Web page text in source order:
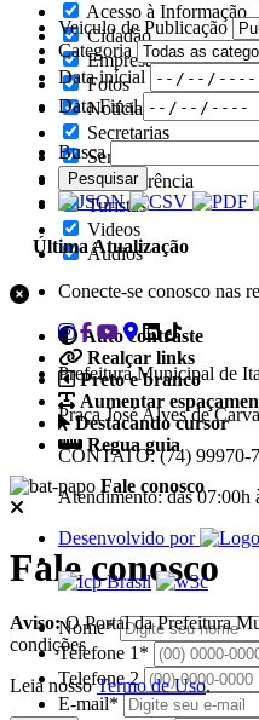
Acesso à Informação
Cidadão
Empresas
Fotos
Notícias
Secretarias
Servidor
Transparência
Turistas
Videos
Áudios
Auto contraste
Realçar links
Preto e branco
Aumentar
Destacando cursor
Regua guia
Fale conosco
Fale conosco
Nome*
Telefone 1*
Telefone 2
E-mail*
Veiculo de Publicação
Categoria
Data inícial
Data Final
Busca
Pesquisar
Última Atualização
Conecte-se conosco nas
Prefeitura Municipal de
Praça José Alves de
CONTATO: (74) 99970-
Atendimento: das 07:00h
Desenvolvido por
Aviso:O Portal da Prefeitura
condições
Leia nossoTermo de Uso.